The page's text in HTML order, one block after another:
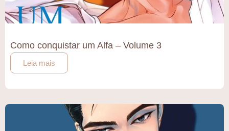
Como conquistar um Alfa – Volume 3
Leia mais